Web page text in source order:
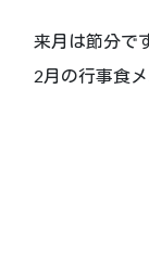
来月は節分で
2月の行事食